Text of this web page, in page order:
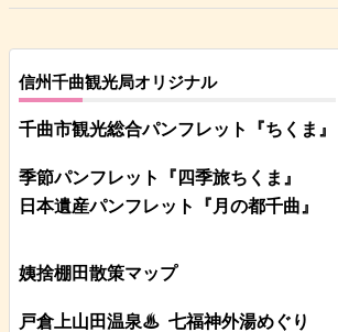
信州千曲観光局オリジナル
千曲市観光総合パンフレット 『ちくま』
季節パンフレット『四季旅ちくま』
日本遺産パンフレット
『月の都千曲』
姨捨棚田散策マップ
戸倉上山田温泉♨ 七福神外湯めぐり